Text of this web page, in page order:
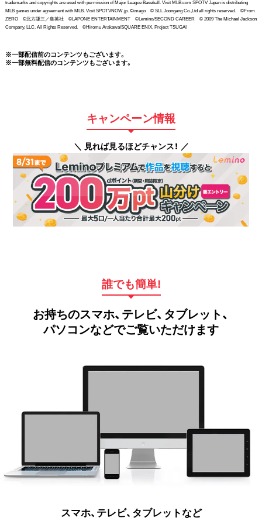
trademarks and copyrights are used with permission of Major League Baseball. Visit MLB.com SPOTV Japan is distributing
MLB games under agreement with MLB. Visit SPOTVNOW.jp. ©imago © SLL Joongang Co.,Ltd all rights reserved. ©From
ZERO ©北方謙三／集英社 ©LAPONE ENTERTAINMENT ©Lemino/SECOND CAREER © 2009 The Michael Jackson
Company, LLC. All Rights Reserved. ©Hiromu Arakawa/SQUARE ENIX, Project TSUGAI
※一部配信前のコンテンツもございます。
※一部無料配信のコンテンツもございます。
キャンペーン情報
＼ 見れば見るほどチャンス！ ／
誰でも簡単!
お持ちのスマホ、テレビ、タブレット、
パソコンなどでご覧いただけます
スマホ、テレビ、タブレットなど